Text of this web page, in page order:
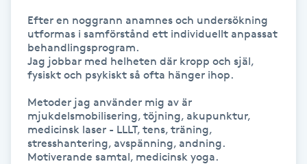
Föning
Gel naglar
Gelenaglar
Gellack
Efter en noggrann anamnes och undersökning
utformas i samförstånd ett individuellt anpassat
behandlingsprogram.
Jag jobbar med helheten där kropp och själ,
fysiskt och psykiskt så ofta hänger ihop.
Metoder jag använder mig av är
mjukdelsmobilisering, töjning, akupunktur,
medicinsk laser - LLLT, tens, träning,
stresshantering, avspänning, andning.
Motiverande samtal, medicinsk yoga.